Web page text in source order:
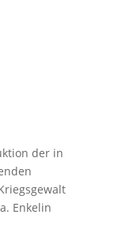
der in
Enkelin